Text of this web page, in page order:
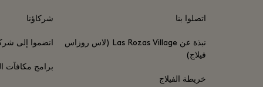
اتصلوا بنا
نبذة عن Las Rozas Village (لاس روزاس
فيلاج)
خريطة الفيلاج
شركاؤنا
انضموا إلى
برامج مكافآت